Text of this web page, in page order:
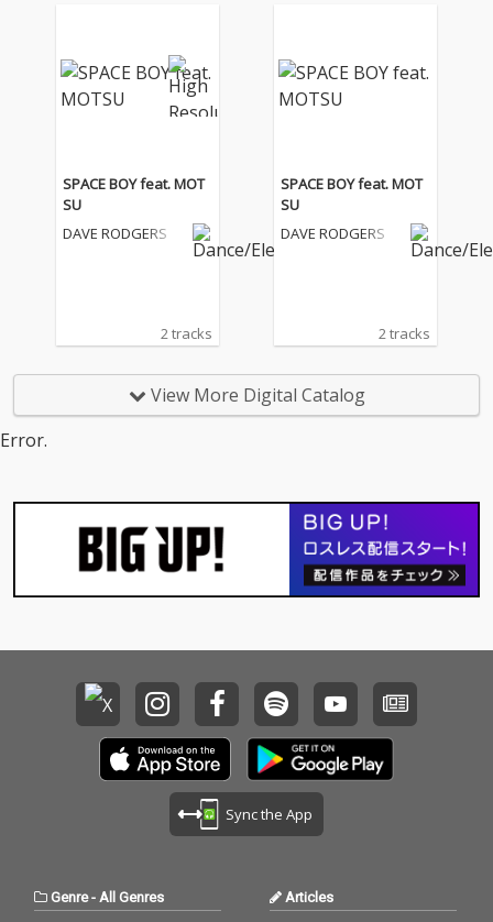
高まるユーロビートシ
ーンを長年牽引してき
た、ユーロビートの帝
ユーロビート業界を牽
引してきたレジェンド
2名による夢のコラボ
アルバムが実現！ 全世
界の頭文字D&ユーロビ
高まるユーロビートシ
ーンを長年牽引してき
た、ユーロビートの帝
ユーロビート業界を牽
引してきたレジェンド
2名による夢のコラボ
アルバムが実現！ 全世
界の頭文字D&ユーロビ
SPACE BOY feat. MOT
SU
DAVE RODGERS
2 tracks
SPACE BOY feat. MOT
SU
DAVE RODGERS
2 tracks
View More Digital Catalog
Error.
Sync the App
Genre- All Genres Articles